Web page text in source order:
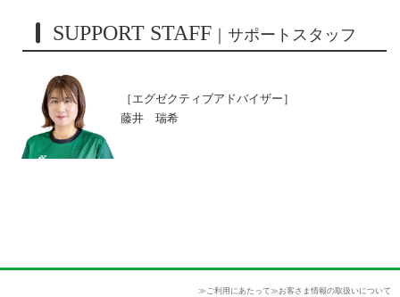
SUPPORT STAFF ｜サポートスタッフ
［エグゼクティブアドバイザー］
藤井 瑞希
≫ご利用にあたって≫お客さま情報の取扱いについて